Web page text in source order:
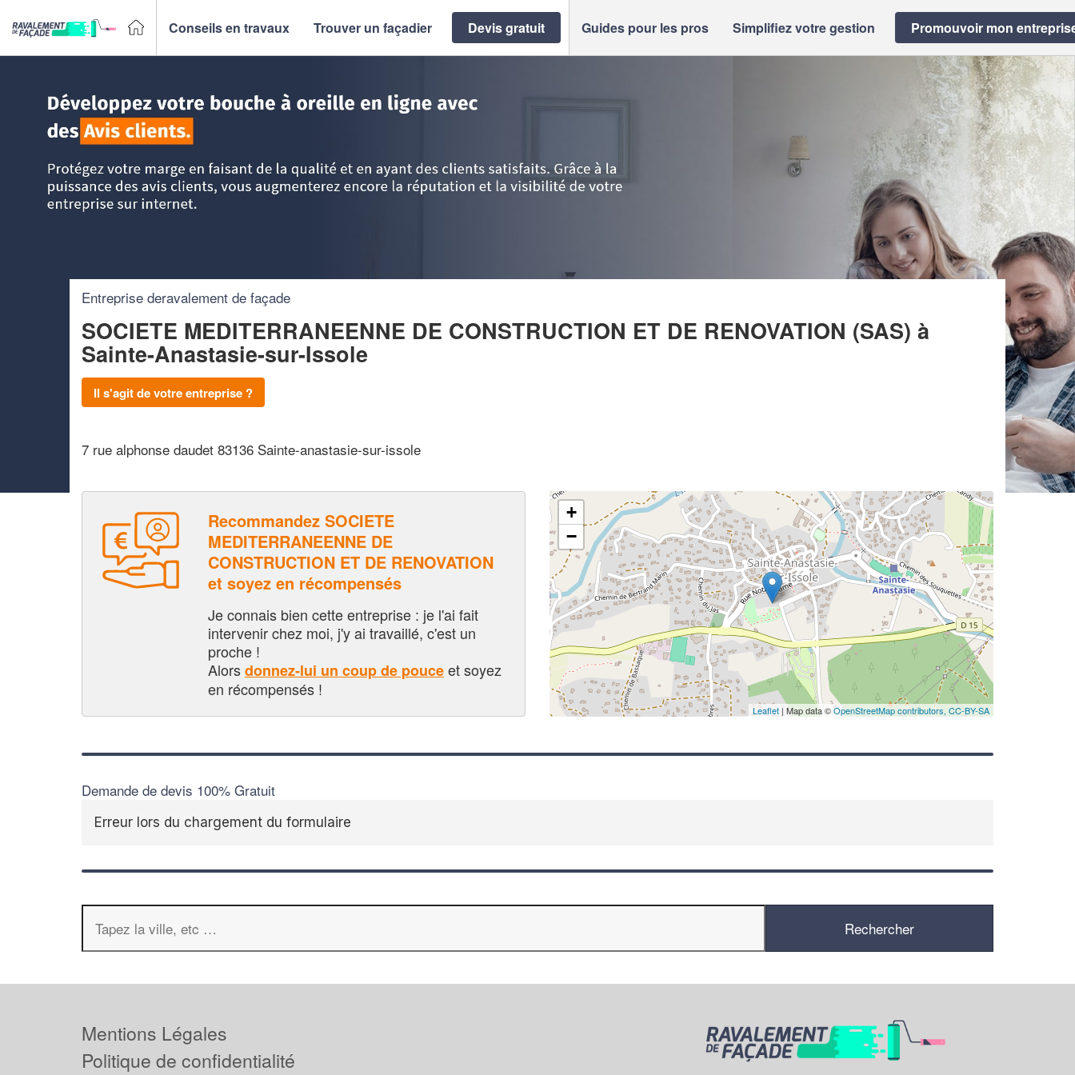
Conseils en travaux Trouver un façadier Devis gratuit Guides pour les pros Simplifiez votre gestion Promouvoir mon
SOCIETE MEDITERRANEENNE DE CONSTRUCTION ET DE RENOVATION (SAS)
Entreprise deravalement de façade
SOCIETE MEDITERRANEENNE DE CONSTRUCTION ET DE RENOVATION (SAS) à
Sainte-Anastasie-sur-Issole
Il s'agit de votre entreprise ?
7 rue alphonse daudet 83136 Sainte-anastasie-sur-issole
Recommandez SOCIETE
MEDITERRANEENNE DE
CONSTRUCTION ET DE RENOVATION
et soyez en récompensés
Je connais bien cette entreprise : je l'ai fait
intervenir chez moi, j'y ai travaillé, c'est un
proche !
Alorsdonnez-lui un coup de pouceet soyez
en récompensés !
+
−
Leaflet | Map data ©OpenStreetMap contributors, CC-BY-SA
Demande de devis 100% Gratuit
Erreur lors du chargement du formulaire
✕
Vous êtes un
professionnel ?
Augmentez votre chiffre d'affaires
vosmarges tout en gagnant de
nouveaux clients!
En savoir plus
Mentions Légales
Politique de confidentialité